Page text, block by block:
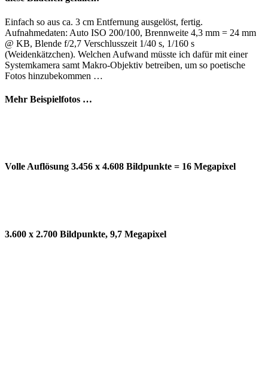
Einfach so aus ca. 3 cm Entfernung ausgelöst, fertig.
Aufnahmedaten: Auto ISO 200/100, Brennweite 4,3 mm = 24 mm
@ KB, Blende f/2,7 Verschlusszeit 1/40 s, 1/160 s
(Weidenkätzchen). Welchen Aufwand müsste ich dafür mit einer
Systemkamera samt Makro-Objektiv betreiben, um so poetische
Fotos hinzubekommen …
Mehr Beispielfotos …
Volle Auflösung 3.456 x 4.608 Bildpunkte = 16 Megapixel
3.600 x 2.700 Bildpunkte, 9,7 Megapixel